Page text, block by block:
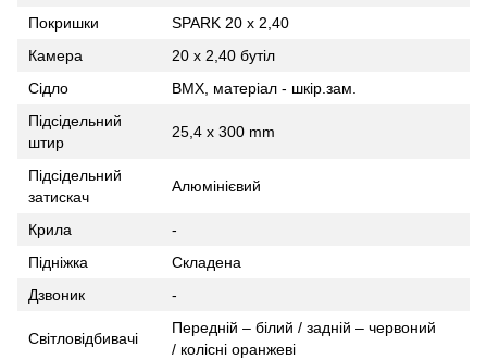
Покришки
SPARK 20 х 2,40
Камера
20 х 2,40 бутіл
Сідло
BMX, матеріал - шкір.зам.
Підсідельний
штир
25,4 х 300 mm
Підсідельний
затискач
Алюмінієвий
Крила
-
Підніжка
Складена
Дзвоник
-
Світловідбивачі
Передній – білий / задній – червоний
/ колісні оранжеві